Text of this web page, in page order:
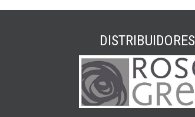
DISTRIBUIDORES